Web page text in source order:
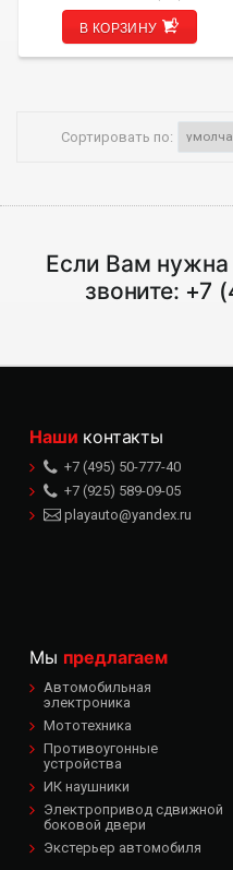
В КОРЗИНУ
Сортировать по:
Если Вам
звоните: +7
Наши контакты
+7 (495) 50-777-40
+7 (925) 589-09-05
playauto@yandex.ru
Мы предлагаем
Автомобильная
электроника
Мототехника
Противоугонные
устройства
ИК наушники
Электропривод сдвижной
боковой двери
Экстерьер автомобиля